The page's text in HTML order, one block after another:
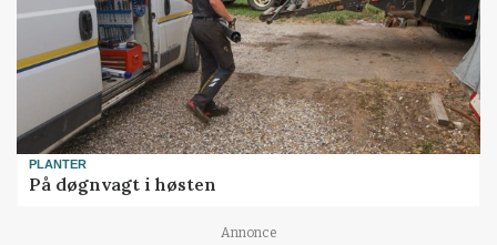
PLANTER
På døgnvagt i høsten
Annonce